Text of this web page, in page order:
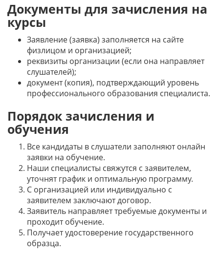
Документы для зачисления на
курсы
Заявление (заявка) заполняется на сайте
физлицом и организацией;
реквизиты организации (если она направляет
слушателей);
документ (копия), подтверждающий уровень
профессионального образования специалиста.
Порядок зачисления и
обучения
Все кандидаты в слушатели заполняют онлайн
заявки на обучение.
Наши специалисты свяжутся с заявителем,
уточнят график и оптимальную программу.
С организацией или индивидуально с
заявителем заключают договор.
Заявитель направляет требуемые документы и
проходит обучение.
Получает удостоверение государственного
образца.